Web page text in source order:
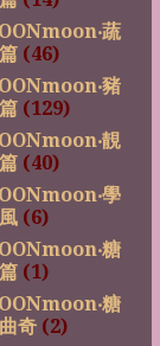
蔬
(46)
豬
(129)
靚
(40)
學
(6)
糖
(1)
糖
奇 (2)